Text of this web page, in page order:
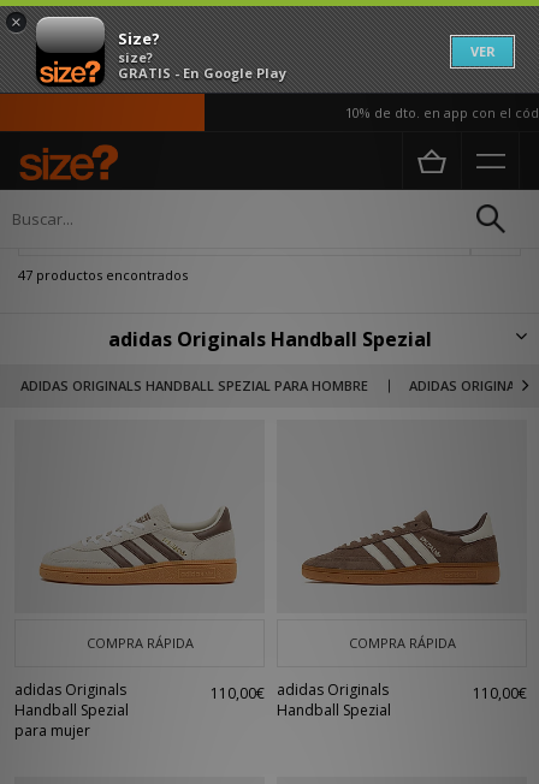
×
Size?
size?
GRATIS - En Google Play
VER
10% de dto. en app con el código
Página principal Adidas Adidas Originals Handball Spezial
47 productos encontrados
adidas Originals Handball Spezial
ADIDAS ORIGINALS HANDBALL SPEZIAL PARA HOMBRE ADIDAS ORIGINALS
Inspiradas en el estilo retro de los años 70, las Handball Spezial desafían
las tendencias actuales con su diseño vintage, pero incorporan toques
COMPRA RÁPIDA
adidas Originals
Handball Spezial
para mujer
110,00€
COMPRA RÁPIDA
adidas Originals
Handball Spezial
110,00€